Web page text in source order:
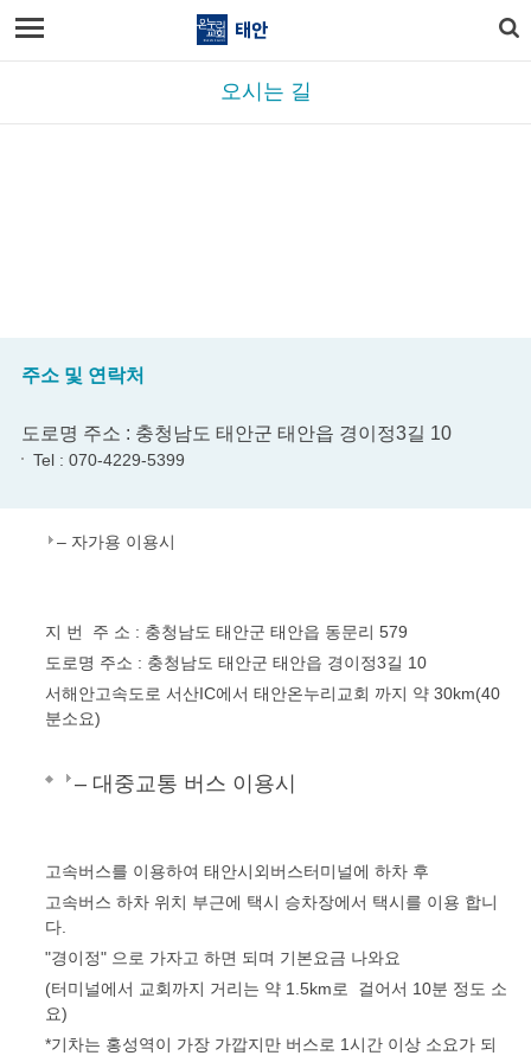
오시는 길
주소 및 연락처
도로명 주소 : 충청남도 태안군 태안읍 경이정3길 10
Tel : 070-4229-5399
– 자가용 이용시
지 번 주 소 : 충청남도 태안군 태안읍 동문리 579
도로명 주소 : 충청남도 태안군 태안읍 경이정3길 10
서해안고속도로 서산IC에서 태안온누리교회 까지 약 30km(40
분소요)
– 대중교통 버스 이용시
고속버스를 이용하여 태안시외버스터미널에 하차 후
고속버스 하차 위치 부근에 택시 승차장에서 택시를 이용 합니
다.
"경이정" 으로 가자고 하면 되며 기본요금 나와요
(터미널에서 교회까지 거리는 약 1.5km로 걸어서 10분 정도 소
요)
*기차는 홍성역이 가장 가깝지만 버스로 1시간 이상 소요가 되